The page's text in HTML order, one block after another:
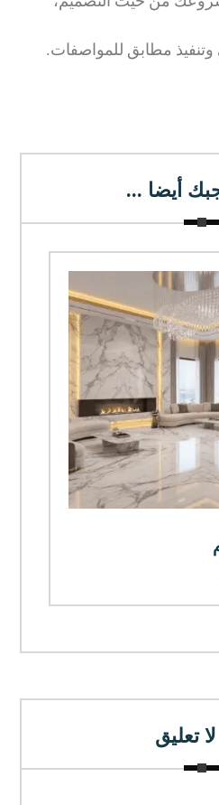
وتنفيذ مطابق للمواصفات.
أيضا ...
لا تعليق